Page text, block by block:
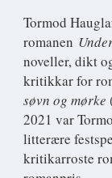
Tormod
romanen
noveller, dikt
kritikkar for
søvn og mørke
2021 var
litterære
kritikarroste